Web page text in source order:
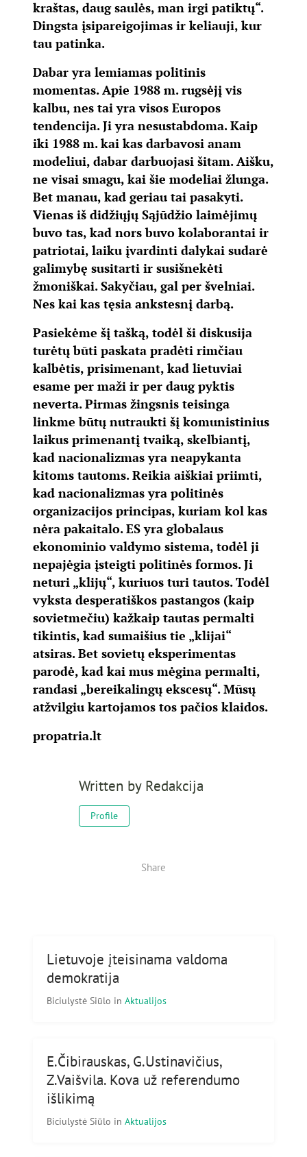
kraštas, daug saulės, man irgi patiktų“.
Dingsta įsipareigojimas ir keliauji, kur
tau patinka.
Dabar yra lemiamas politinis
momentas. Apie 1988 m. rugsėjį vis
kalbu, nes tai yra visos Europos
tendencija. Ji yra nesustabdoma. Kaip
iki 1988 m. kai kas darbavosi anam
modeliui, dabar darbuojasi šitam. Aišku,
ne visai smagu, kai šie modeliai žlunga.
Bet manau, kad geriau tai pasakyti.
Vienas iš didžiųjų Sąjūdžio laimėjimų
buvo tas, kad nors buvo kolaborantai ir
patriotai, laiku įvardinti dalykai sudarė
galimybę susitarti ir susišnekėti
žmoniškai. Sakyčiau, gal per švelniai.
Nes kai kas tęsia ankstesnį darbą.
Pasiekėme šį tašką, todėl ši diskusija
turėtų būti paskata pradėti rimčiau
kalbėtis, prisimenant, kad lietuviai
esame per maži ir per daug pyktis
neverta. Pirmas žingsnis teisinga
linkme būtų nutraukti šį komunistinius
laikus primenantį tvaiką, skelbiantį,
kad nacionalizmas yra neapykanta
kitoms tautoms. Reikia aiškiai priimti,
kad nacionalizmas yra politinės
organizacijos principas, kuriam kol kas
nėra pakaitalo. ES yra globalaus
ekonominio valdymo sistema, todėl ji
nepajėgia įsteigti politinės formos. Ji
neturi „klijų“, kuriuos turi tautos. Todėl
vyksta desperatiškos pastangos (kaip
sovietmečiu) kažkaip tautas permalti
tikintis, kad sumaišius tie „klijai“
atsiras. Bet sovietų eksperimentas
parodė, kad kai mus mėgina permalti,
randasi „bereikalingų ekscesų“. Mūsų
atžvilgiu kartojamos tos pačios klaidos.
propatria.lt
Written by Redakcija
Profile
Share
Lietuvoje įteisinama valdoma
demokratija
Biciulystė Siūlo in Aktualijos
E.Čibirauskas, G.Ustinavičius,
Z.Vaišvila. Kova už referendumo
išlikimą
Biciulystė Siūlo in Aktualijos